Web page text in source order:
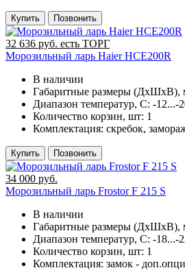
Купить Позвонить
32 636 руб. есть ТОРГ
Морозильный ларь Haier HCE200R
В наличии
Габаритные размеры (ДхШхВ),
Диапазон температур, C: -12...-
Количество корзин, шт: 1
Комплектация: скребок,
Купить Позвонить
34 000 руб.
Морозильный ларь Frostor F 215 S
В наличии
Габаритные размеры (ДхШхВ),
Диапазон температур, C: -18...-
Количество корзин, шт: 1
Комплектация: замок -